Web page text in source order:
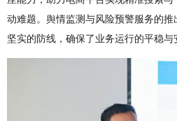
动难题。舆情监测与风险预警服务的
坚实的防线，确保了业务运行的平稳与